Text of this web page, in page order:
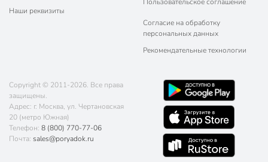
Наши реквизиты
Пользовательское соглашение
Согласие на обработку
персональных данных
Рекомендательные технологии
Copyright © 2011-2026. Все права
защищены.
Адрес: г. Москва, ул. Чертановская
20 (метро Южная)
Телефон: 8 (800) 770-77-06
Почта: sales@poryadok.ru